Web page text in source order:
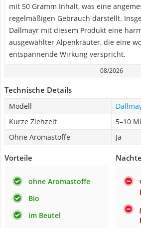
mit 50 Gramm Inhalt, was eine
regelmäßigen Gebrauch darstellt.
Dallmayr mit diesem Produkt eine
ausgewählter Alpenkräuter, die eine
entspannende Wirkung verspricht.
08/2026
Technische Details
Modell
Kurze Ziehzeit
5–10
Ohne Aromastoffe
Ja
Vorteile
ohne Aromastoffe
Bio
im Beutel